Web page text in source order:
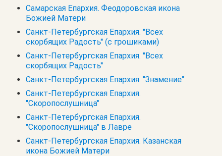
Самарская Епархия. Феодоровская икона
Божией Матери
Санкт-Петербургская Епархия. "Всех
скорбящих Радость" (с грошиками)
Санкт-Петербургская Епархия. "Всех
скорбящих Радость"
Санкт-Петербургская Епархия. "Знамение"
Санкт-Петербургская Епархия.
"Скоропослушница"
Санкт-Петербургская Епархия.
"Скоропослушница" в Лавре
Санкт-Петербургская Епархия. Казанская
икона Божией Матери